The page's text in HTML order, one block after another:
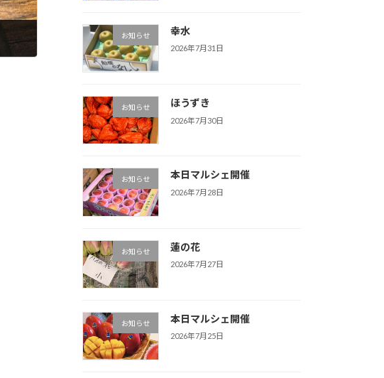
お知らせ 幸水
2026年7月31日
お知らせ ほうずき
2026年7月30日
お知らせ 本日マルシェ開催
2026年7月28日
お知らせ 蓮の花
2026年7月27日
お知らせ 本日マルシェ開催
2026年7月25日